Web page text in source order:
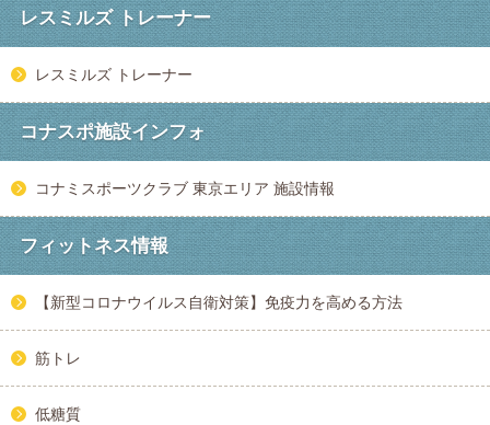
レスミルズ トレーナー
レスミルズ トレーナー
コナスポ施設インフォ
コナミスポーツクラブ 東京エリア 施設情報
フィットネス情報
【新型コロナウイルス自衛対策】免疫力を高める方法
筋トレ
低糖質